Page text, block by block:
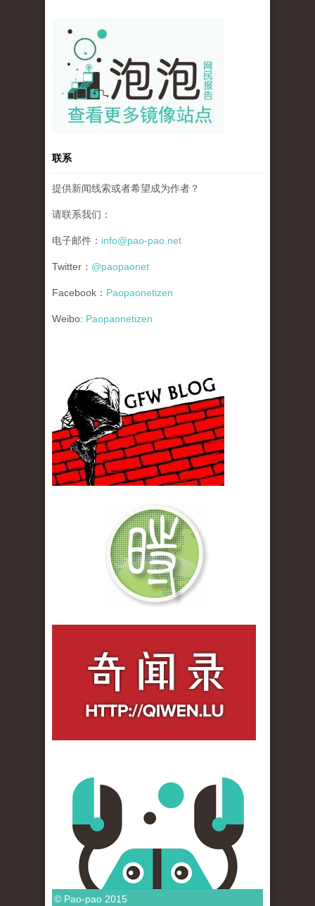
pao-pao-banner-mirror-site-120814.jpg
联系
提供新闻线索或者希望成为作者？
请联系我们：
电子邮件： info@pao-pao.net
Twitter： @paopaonet
Facebook： Paopaonetizen
Weibo: Paopaonetizen
gfw_blog_small.jpg
© Pao-pao 2015